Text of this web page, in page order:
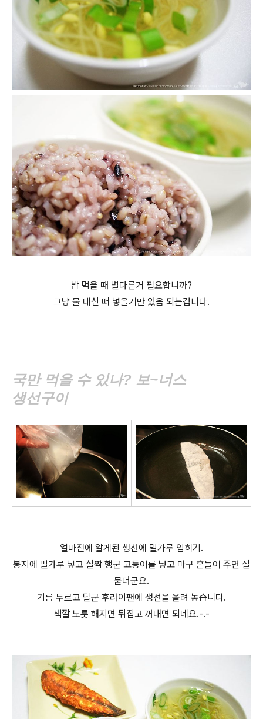
밥 먹을 때 별다른거 필요합니까?
그냥 물 대신 떠 넣을거만 있음 되는겁니다.
국만 먹을 수 있나? 보~너스
생선구이
얼마전에 알게된 생선에 밀가루 입히기.
봉지에 밀가루 넣고 살짝 행군 고등어를 넣고 마구 흔들어 주면 잘
묻더군요.
기름 두르고 달군 후라이팬에 생선을 올려 놓습니다.
색깔 노릇 해지면 뒤집고 꺼내면 되네요.-.-